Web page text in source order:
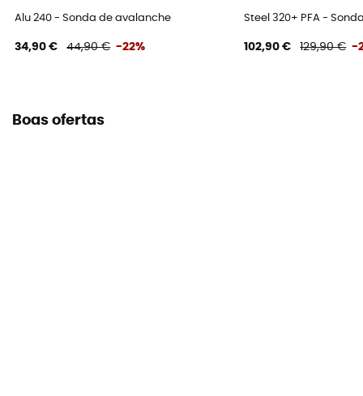
Alu 240 - Sonda de avalanche
34,90 € 44,90 € -22%
Steel 320+ PFA -
102,90 € 129,90 € -
Boas ofertas